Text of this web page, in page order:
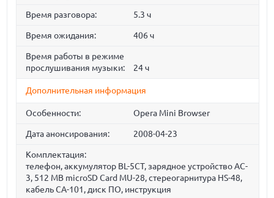
Время разговора: 5.3 ч
Время ожидания: 406 ч
Время работы в режиме
прослушивания музыки:
24 ч
Дополнительная информация
Особенности: Opera Mini Browser
Дата анонсирования: 2008-04-23
Комплектация:
телефон, аккумулятор BL-5CT, зарядное устройство AC-
3, 512 MB microSD Card MU-28, стереогарнитура HS-48,
кабель CA-101, диск ПО, инструкция